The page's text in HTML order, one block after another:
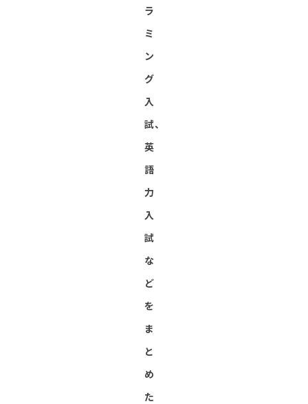
ラ
ミ
ン
グ
入
試、
英
語
力
入
試
な
ど
を
ま
と
め
た